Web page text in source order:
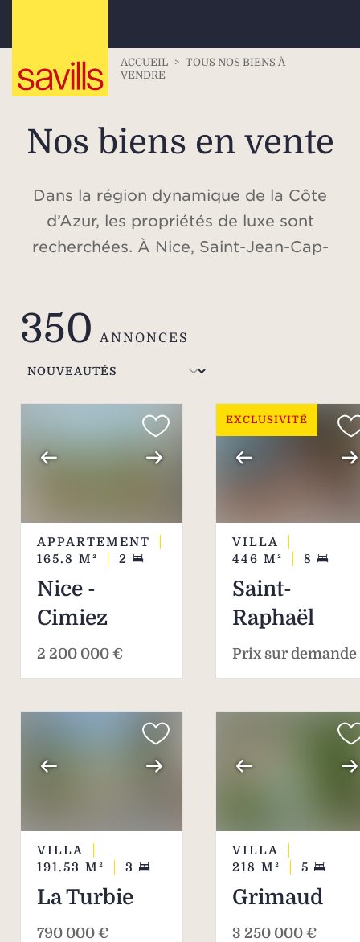
ACCUEIL > TOUS NOS BIENS À
VENDRE
Nos biens en vente
Dans la région dynamique de la Côte
d’Azur, les propriétés de luxe sont
recherchées. À Nice, Saint-Jean-Cap-
dans les Alpes, à Méribel et à
Courchevel, découvrez notre sélection
de villas et appartements.
350 ANNONCES
APPARTEMENT
165.8 M² 2
Nice -
Cimiez
2 200 000 €
EXCLUSIVITÉ
VILLA
446 M² 8
Saint-
Raphaël
Prix sur demande
VILLA
191.53 M² 3
La Turbie
790 000 €
VILLA
218 M² 5
Grimaud
3 250 000 €